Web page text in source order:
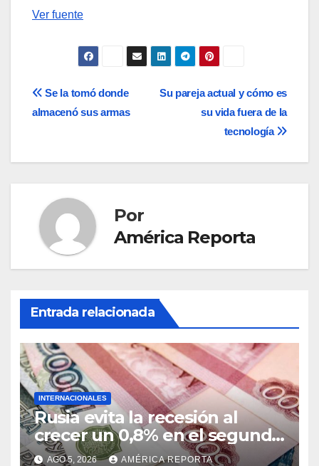
Ver fuente
Navegación
entradas
Su pareja actual y cómo es
su vida fuera de la
tecnología
Se la tomó donde
almacenó sus armas
Por
América Reporta
Entrada relacionada
INTERNACIONALES
Rusia evita la recesión al
crecer un 0,8% en el segundo
trimestre
AGO 5, 2026 AMÉRICA REPORTA